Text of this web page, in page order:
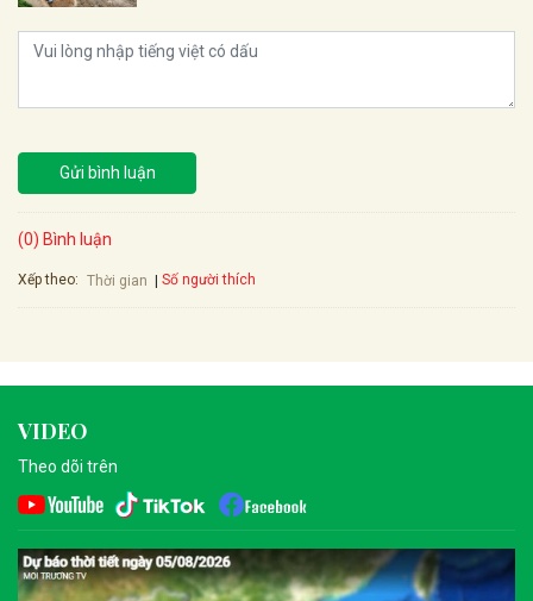
Gửi bình luận
(0) Bình luận
Xếp theo: Thời gian Số người thích
VIDEO
Theo dõi trên